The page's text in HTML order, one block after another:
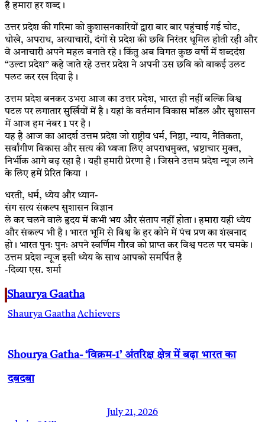
है हमारा हर शब्द।
उत्तर प्रदेश की गरिमा को कुशासनकारियों द्वारा बार बार पहुंचाई गई चोट,
धोखे, अपराध, अत्याचारों, दंगों से प्रदेश की छवि निरंतर धूमिल होती रही और
वे अनाचारी अपने महल बनाते रहे। किंतु अब विगत कुछ वर्षों में शब्ददंश
“उल्टा प्रदेश” कहे जाते रहे उत्तर प्रदेश ने अपनी उस छवि को वाकई उलट
पलट कर रख दिया है।
उत्तम प्रदेश बनकर उभरा आज का उत्तर प्रदेश, भारत ही नहीं बल्कि विश्व
पटल पर लगातार सुर्खियों में है। यहां के वर्तमान विकास मॉडल और सुशासन
में आज हम नंबर 1 पर है।
यह है आज का आदर्श उत्तम प्रदेश जो राष्ट्रीय धर्म, निष्ठा, न्याय, नैतिकता,
सर्वांगीण विकास और सत्य की ध्वजा लिए अपराधमुक्त, भ्रष्टाचार मुक्त,
निर्भीक आगे बढ़ रहा है। यही हमारी प्रेरणा है। जिसने उत्तम प्रदेश न्यूज लाने
के लिए हमें प्रेरित किया ।
धरती, धर्म, ध्येय और ध्यान-
संग सत्य संकल्प सुशासन विज्ञान
ले कर चलने वाले हृदय में कभी भय और संताप नहीं होता। हमारा यही ध्येय
और संकल्प भी है। भारत भूमि से विश्व के हर कोने में पंच प्रण का शंखनाद
हो। भारत पुनः पुनः अपने स्वर्णिम गौरव को प्राप्त कर विश्व पटल पर चमके।
उत्तम प्रदेश न्यूज इसी ध्येय के साथ आपको समर्पित है
-दिव्या एस. शर्मा
Shaurya Gaatha
Shaurya GaathaAchievers
Shourya Gatha- ‘विक्रम-1’ अंतरिक्ष क्षेत्र में बढ़ा भारत का
दबदबा
July 21, 2026